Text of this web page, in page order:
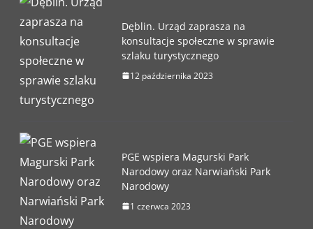
Dęblin. Urząd zaprasza na
konsultacje społeczne w sprawie
szlaku turystycznego
12 października 2023
PGE wspiera Magurski Park
Narodowy oraz Narwiański Park
Narodowy
1 czerwca 2023